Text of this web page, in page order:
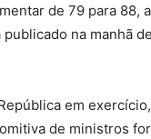
de 79 para 88,
na manhã
em
de ministros